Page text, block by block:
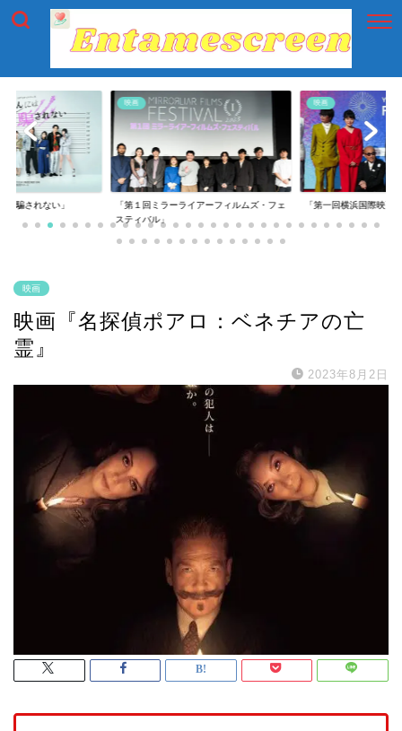
は騙されない」
映画
「第１回ミラーライアーフィルムズ・フェ
スティバル」
映画
「第一回横浜国際映画
映画
映画『名探偵ポアロ：ベネチアの亡
霊』
2023年8月2日